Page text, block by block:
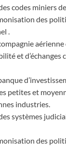
codes miniers de
des
.
et d’échanges
petites et
industries.
systèmes
des